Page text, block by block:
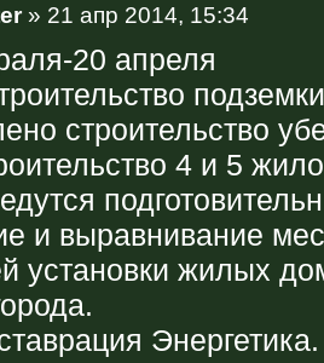
» 21 апр 2014, 15:34
20 апреля
строительство
4 и 5
и выравнивание
установки жилых
Энергетика.